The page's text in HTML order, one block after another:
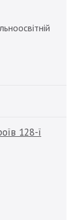
128-ї